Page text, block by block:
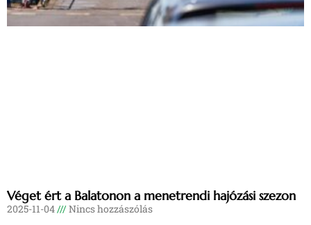
Véget ért a Balatonon a menetrendi hajózási szezon
2025-11-04 Nincs hozzászólás